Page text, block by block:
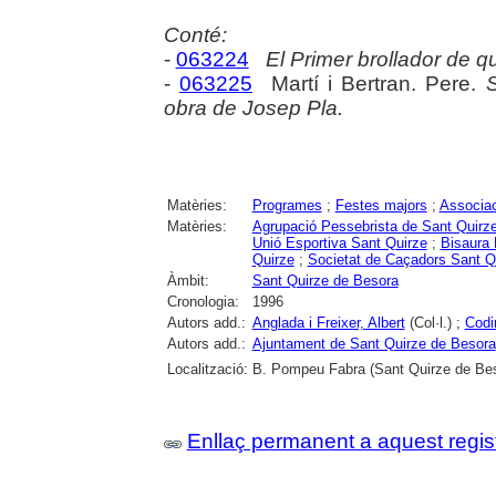
Conté:
- 063224
El Primer brollador de
- 063225 Martí i Bertran. Pere.
obra de Josep Pla.
Matèries: Programes ; Festes majors ;
Matèries:
Agrupació Pessebrista de Sant
Unió Esportiva Sant Quirze; Bisaura
Quirze; Societat de Caçadors Sant
Àmbit:
Sant Quirze de Besora
Cronologia:
1996
Autors add.: Anglada i Freixer, Albert(Col·l.) ;
Autors add.: Ajuntament de Sant Quirze de Besora
Localització: B. Pompeu Fabra (Sant Quirze de
Enllaç permanent a aquest